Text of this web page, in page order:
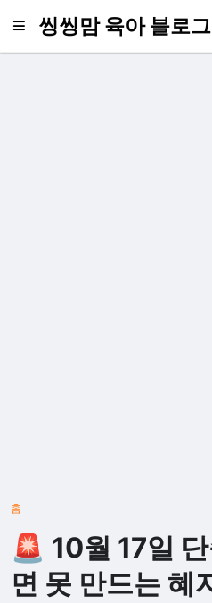
씽씽맘 육아 블로그
홈
🚨 10월 17일
면 못 만드는 혜